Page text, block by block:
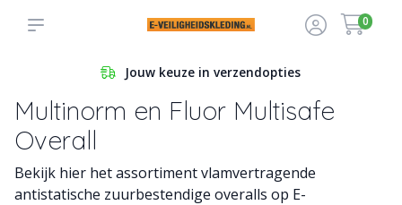
0
Jouw keuze in verzendopties
Multinorm en Fluor Multisafe
Overall
Bekijk hier het assortiment vlamvertragende
antistatische zuurbestendige overalls op E-